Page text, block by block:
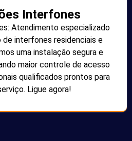
Interfones
Atendimento especializado
de interfones residenciais e
uma instalação segura e
maior controle de acesso
qualificados prontos para
Ligue agora!